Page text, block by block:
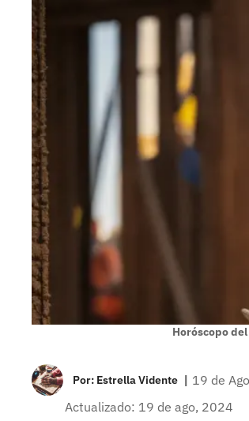
Horóscopo
Por: Estrella Vidente | 19 de
Actualizado: 19 de ago, 2024